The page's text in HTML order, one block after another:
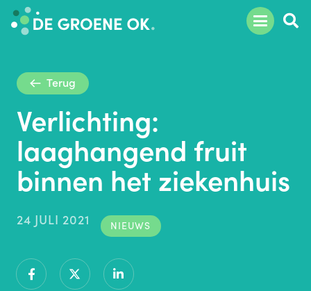
Terug
Verlichting:
laaghangend fruit
binnen het ziekenhuis
24 JULI 2021 NIEUWS